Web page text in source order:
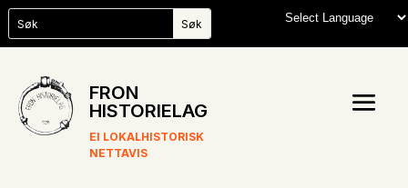
FRON
HISTORIELAG
EI LOKALHISTORISK
NETTAVIS